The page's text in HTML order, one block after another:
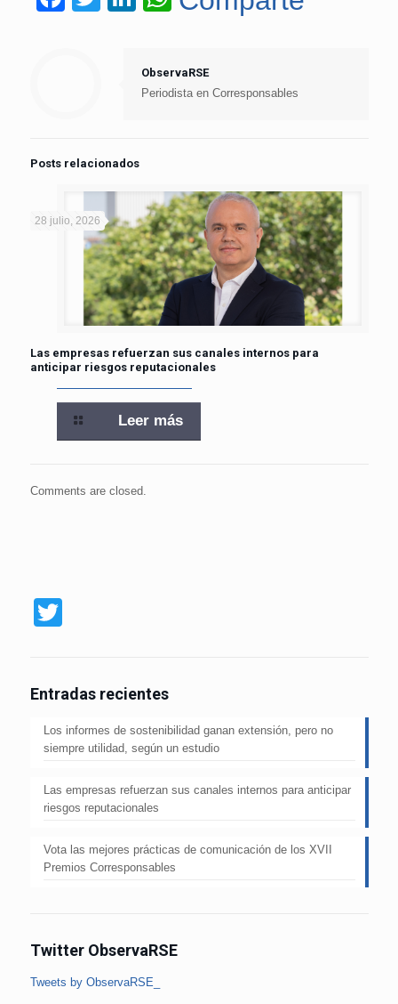
ObservaRSE
Periodista en Corresponsables
Posts relacionados
28 julio, 2026
Las empresas refuerzan sus canales internos para
anticipar riesgos reputacionales
Leer más
Comments are closed.
Entradas recientes
Los informes de sostenibilidad ganan extensión, pero no
siempre utilidad, según un estudio
Las empresas refuerzan sus canales internos para anticipar
riesgos reputacionales
Vota las mejores prácticas de comunicación de los XVII
Premios Corresponsables
Twitter ObservaRSE
Tweets by ObservaRSE_